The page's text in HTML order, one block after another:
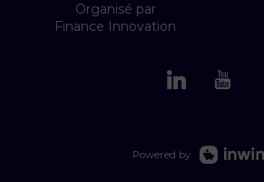
Organisé par
Finance Innovation
Powered by